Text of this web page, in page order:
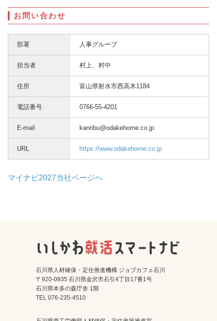
お問い合わせ
部署 人事グループ
担当者 村上、村中
住所 富山県射水市西高木1184
電話番号 0766-55-4201
E-mail kanribu@odakehome.co.jp
URL https://www.odakehome.co.jp
マイナビ2027当社ページへ
石川県人材確保・定住推進機構 ジョブカフェ石川
〒920-0935 石川県金沢市石引4丁目17番1号
石川県本多の森庁舎 1階
TEL 076-235-4510